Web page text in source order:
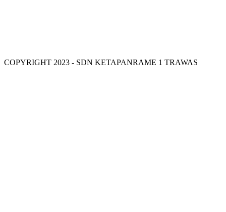
COPYRIGHT 2023 - SDN KETAPANRAME 1 TRAWAS